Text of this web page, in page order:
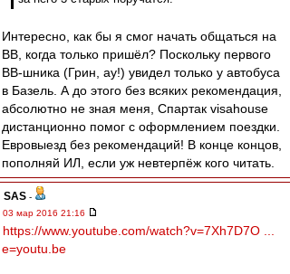
Интересно, как бы я смог начать общаться на
ВВ, когда только пришёл? Поскольку первого
ВВ-шника (Грин, ау!) увидел только у автобуса
в Базель. А до этого без всяких рекомендация,
абсолютно не зная меня, Спартак visahouse
дистанционно помог с оформлением поездки.
Евровыезд без рекомендаций! В конце концов,
пополняй ИЛ, если уж невтерпёж кого читать.
SAS -
03 мар 2016 21:16
https://www.youtube.com/watch?v=7Xh7D7O ...
e=youtu.be